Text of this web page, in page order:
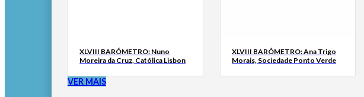
XLVIII BARÓMETRO: Nuno
Moreira da Cruz, Católica Lisbon
XLVIII BARÓMETRO: Ana Trigo
Morais, Sociedade Ponto Verde
VER MAIS